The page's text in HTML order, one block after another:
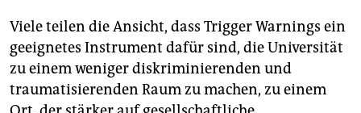
Viele teilen die Ansicht, dass Trigger Warnings ein
geeignetes Instrument dafür sind, die Universität
zu einem weniger diskriminierenden und
traumatisierenden Raum zu machen, zu einem